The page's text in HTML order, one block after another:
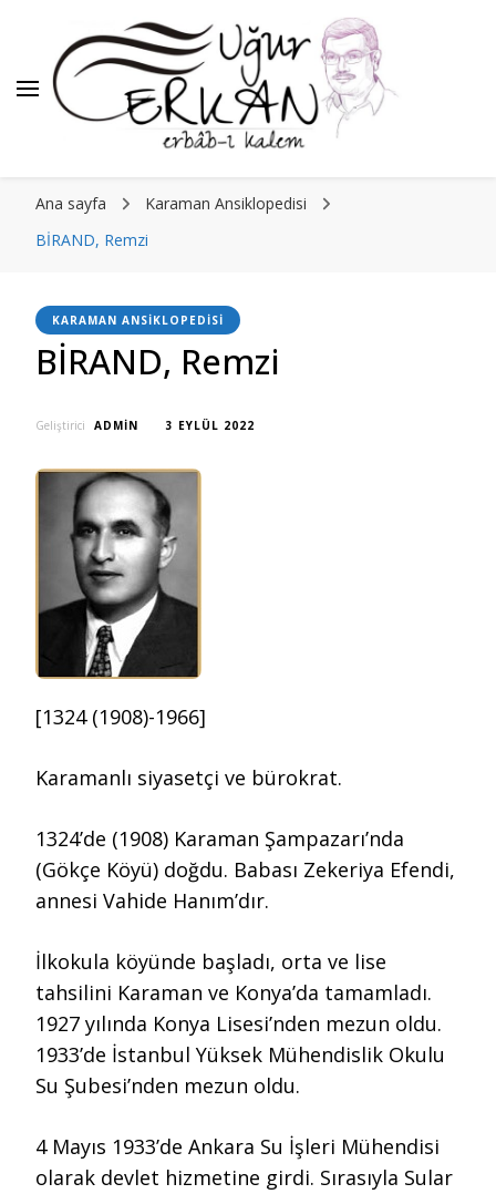
Ana sayfa
Karaman Ansiklopedisi
BİRAND, Remzi
KARAMAN ANSIKLOPEDISI
BİRAND, Remzi
Geliştirici ADMIN 3 EYLÜL 2022
[1324 (1908)-1966]
Karamanlı siyasetçi ve bürokrat.
1324’de (1908) Karaman Şampazarı’nda
(Gökçe Köyü) doğdu. Babası Zekeriya Efendi,
annesi Vahide Hanım’dır.
İlkokula köyünde başladı, orta ve lise
tahsilini Karaman ve Konya’da tamamladı.
1927 yılında Konya Lisesi’nden mezun oldu.
1933’de İstanbul Yüksek Mühendislik Okulu
Su Şubesi’nden mezun oldu.
4 Mayıs 1933’de Ankara Su İşleri Mühendisi
olarak devlet hizmetine girdi. Sırasıyla Sular